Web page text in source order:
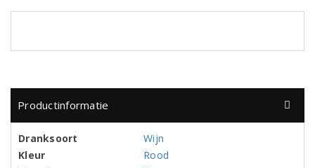
Productinformatie
Dranksoort
Wijn
Kleur
Rood